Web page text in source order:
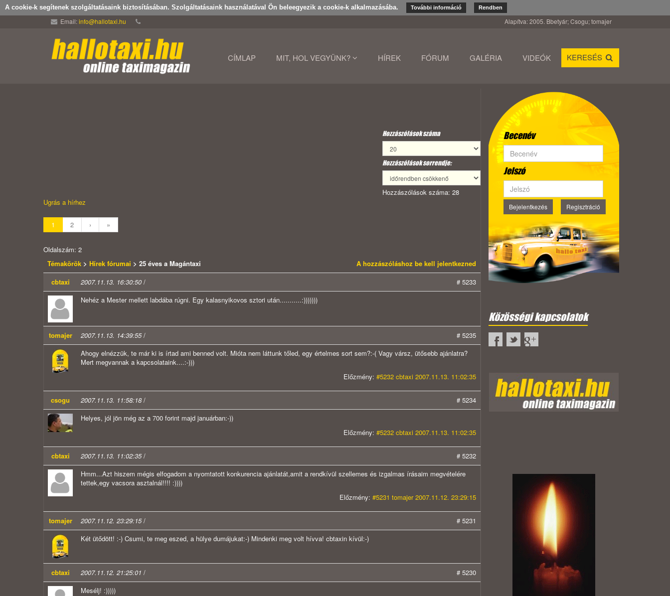
A cookie-k segítenek szolgáltatásaink biztosításában. Szolgáltatásaink használatával Ön beleegyezik a cookie-k alkalmazásába. További információ Rendben
Email:info@hallotaxi.hu Alapítva: 2005. Bbetyár; Csogu; tomajer
CÍMLAP MIT, HOL VEGYÜNK? HÍREK FÓRUM GALÉRIA VIDEÓK KERESÉS
Hozzászólások száma
Hozzászólások sorrendje:
Hozzászólások száma: 28
Ugrás a hírhez
1 2 › »
Oldalszám: 2
Témakörök > Hírek fórumai > 25 éves a Magántaxi
A hozzászóláshoz be kell jelentkezned
cbtaxi
2007.11.13. 16:30:50 /
# 5233
Nehéz a Mester mellett labdába rúgni. Egy kalasnyikovos sztori után...........:)))))))
tomajer 2007.11.13. 14:39:55/
# 5235
Ahogy elnézzük, te már ki is írtad ami benned volt. Mióta nem láttunk tőled, egy értelmes sort sem?:-( Vagy vársz, ütősebb ajánlatra?
Mert megvannak a kapcsolataink....:-)))
Előzmény: #5232 cbtaxi 2007.11.13. 11:02:35
csogu 2007.11.13. 11:58:18 /
# 5234
Helyes, jól jön még az a 700 forint majd januárban:-))
Előzmény: #5232 cbtaxi 2007.11.13. 11:02:35
cbtaxi 2007.11.13. 11:02:35/
# 5232
Hmm...Azt hiszem mégis elfogadom a nyomtatott konkurencia ajánlatát,amit a rendkívül szellemes és izgalmas írásaim megvételére
tettek,egy vacsora asztalnál!!!! :))))
Előzmény: #5231 tomajer 2007.11.12. 23:29:15
tomajer 2007.11.12. 23:29:15/
# 5231
Két ütődött! :-) Csumi, te meg eszed, a hülye dumájukat:-) Mindenki meg volt hívva! cbtaxin kívül:-)
cbtaxi 2007.11.12. 21:25:01 /
# 5230
Mesélj! :)))))
Becenév
Jelszó
Bejelentkezés Regisztráció
Közösségi kapcsolatok